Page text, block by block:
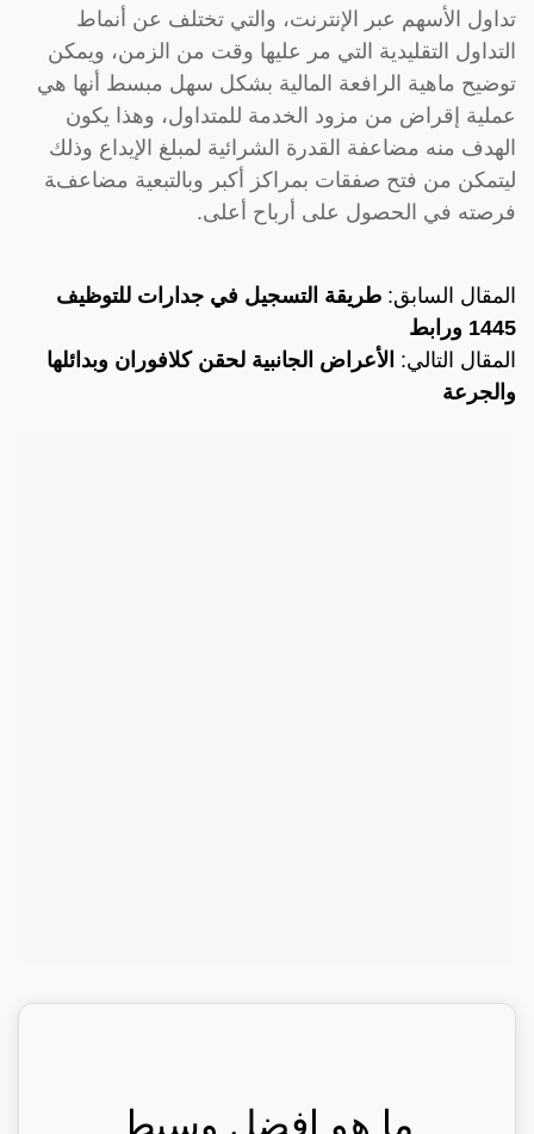
تداول الأسهم عبر الإنترنت، والتي تختلف عن أنماط
التداول التقليدية التي مر عليها وقت من الزمن، ويمكن
توضيح ماهية الرافعة المالية بشكل سهل مبسط أنها هي
عملية إقراض من مزود الخدمة للمتداول، وهذا يكون
الهدف منه مضاعفة القدرة الشرائية لمبلغ الإيداع وذلك
ليتمكن من فتح صفقات بمراكز أكبر وبالتبعية مضاعفة
فرصته في الحصول على أرباح أعلى.
المقال السابق: طريقة التسجيل في جدارات للتوظيف
1445 ورابط
المقال التالي: الأعراض الجانبية لحقن كلافوران وبدائلها
والجرعة
ما هو افضل وسيط